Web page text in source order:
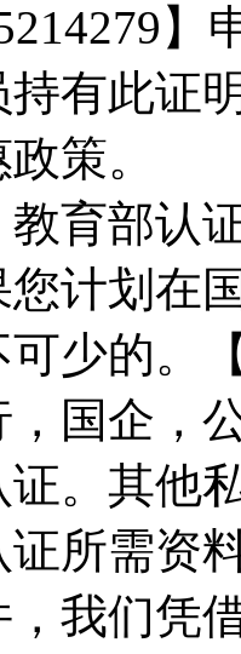
持有此证
策。
教育部认
您计划在
可少的。
，国企，
证。其他
证所需资
，我们凭